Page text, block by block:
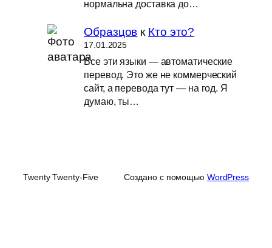
нормальна доставка до…
Образцов к Кто это?
17.01.2025
Все эти языки — автоматические
перевод. Это же не коммерческий
сайт, а перевода тут — на год. Я
думаю, ты…
Twenty Twenty-Five Создано с помощью WordPress